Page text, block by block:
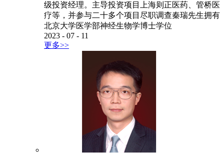
级投资经理。主导投资项目上海则正医药、管桥医
疗等，并参与二十多个项目尽职调查秦瑞先生拥有
北京大学医学部神经生物学博士学位
2023 - 07 - 11
更多>>